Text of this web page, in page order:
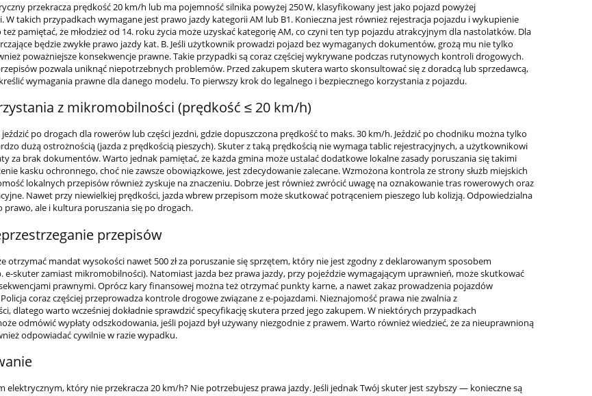
przekracza prędkość 20 km/h lub ma pojemność silnika powyżej 250 W, klasyfikowany jest jako pojazd powyżej
W takich przypadkach wymagane jest prawo jazdy kategorii AM lub B1. Konieczna jest również rejestracja pojazdu i wykupienie
też pamiętać, że młodzież od 14. roku życia może uzyskać kategorię AM, co czyni ten typ pojazdu atrakcyjnym dla nastolatków. Dla
będzie zwykłe prawo jazdy kat. B. Jeśli użytkownik prowadzi pojazd bez wymaganych dokumentów, grożą mu nie tylko
poważniejsze konsekwencje prawne. Takie przypadki są coraz częściej wykrywane podczas rutynowych kontroli drogowych.
pozwala uniknąć niepotrzebnych problemów. Przed zakupem skutera warto skonsultować się z doradcą lub sprzedawcą,
wymagania prawne dla danego modelu. To pierwszy krok do legalnego i bezpiecznego korzystania z pojazdu.
z mikromobilności (prędkość ≤ 20 km/h)
jeździć po drogach dla rowerów lub części jezdni, gdzie dopuszczona prędkość to maks. 30 km/h. Jeździć po chodniku można tylko
dużą ostrożnością (jazda z prędkością pieszych). Skuter z taką prędkością nie wymaga tablic rejestracyjnych, a użytkownikowi
za brak dokumentów. Warto jednak pamiętać, że każda gmina może ustalać dodatkowe lokalne zasady poruszania się takimi
kasku ochronnego, choć nie zawsze obowiązkowe, jest zdecydowanie zalecane. Wzmożona kontrola ze strony służb miejskich
lokalnych przepisów również zyskuje na znaczeniu. Dobrze jest również zwrócić uwagę na oznakowanie tras rowerowych oraz
Nawet przy niewielkiej prędkości, jazda wbrew przepisom może skutkować potrąceniem pieszego lub kolizją. Odpowiedzialna
prawo, ale i kultura poruszania się po drogach.
przepisów
otrzymać mandat wysokości nawet 500 zł za poruszanie się sprzętem, który nie jest zgodny z deklarowanym sposobem
e‑skuter zamiast mikromobilności). Natomiast jazda bez prawa jazdy, przy pojeździe wymagającym uprawnień, może skutkować
prawnymi. Oprócz kary finansowej można też otrzymać punkty karne, a nawet zakaz prowadzenia pojazdów
coraz częściej przeprowadza kontrole drogowe związane z e-pojazdami. Nieznajomość prawa nie zwalnia z
dlatego warto wcześniej dokładnie sprawdzić specyfikację skutera przed jego zakupem. W niektórych przypadkach
odmówić wypłaty odszkodowania, jeśli pojazd był używany niezgodnie z prawem. Warto również wiedzieć, że za nieuprawnioną
odpowiadać cywilnie w razie wypadku.
elektrycznym, który nie przekracza 20 km/h? Nie potrzebujesz prawa jazdy. Jeśli jednak Twój skuter jest szybszy — konieczne są